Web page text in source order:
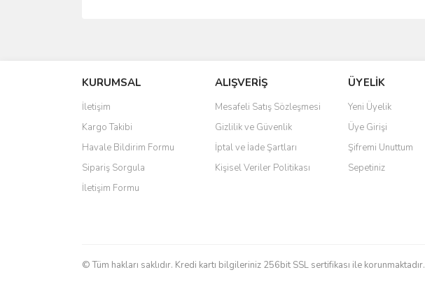
KURUMSAL
İletişim
Kargo Takibi
Havale Bildirim Formu
Sipariş Sorgula
İletişim Formu
ALIŞVERİŞ
Mesafeli Satış Sözleşmesi
Gizlilik ve Güvenlik
İptal ve İade Şartları
Kişisel Veriler Politikası
ÜYELİK
Yeni Üyelik
Üye Girişi
Şifremi Unuttum
Sepetiniz
© Tüm hakları saklıdır. Kredi kartı bilgileriniz 256bit SSL sertifikası ile korunmaktadır.